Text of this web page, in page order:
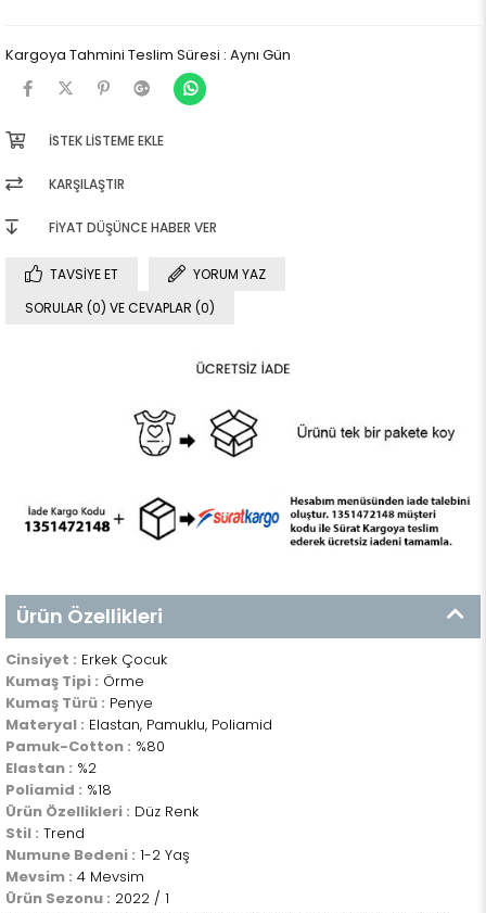
Kargoya Tahmini Teslim Süresi : Aynı Gün
İSTEK LISTEME EKLE
KARŞILAŞTIR
FIYAT DÜŞÜNCE HABER VER
TAVSIYE ET
YORUM YAZ
SORULAR (0) VE CEVAPLAR (0)
Ürün Özellikleri
Cinsiyet : Erkek Çocuk
Kumaş Tipi : Örme
Kumaş Türü : Penye
Materyal : Elastan, Pamuklu, Poliamid
Pamuk-Cotton : %80
Elastan : %2
Poliamid : %18
Ürün Özellikleri : Düz Renk
Stil : Trend
Numune Bedeni : 1-2 Yaş
Mevsim : 4 Mevsim
Ürün Sezonu : 2022 / 1